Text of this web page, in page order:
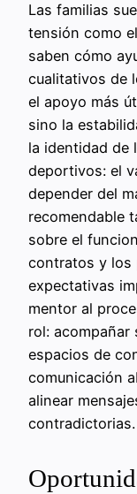
Las familias
tensión como
saben cómo
cualitativos de
el apoyo más
sino la
la identidad de
deportivos: el
depender del
recomendable
sobre el
contratos y los
expectativas
mentor al
rol:
espacios de
comunicación
alinear
contradictorias.